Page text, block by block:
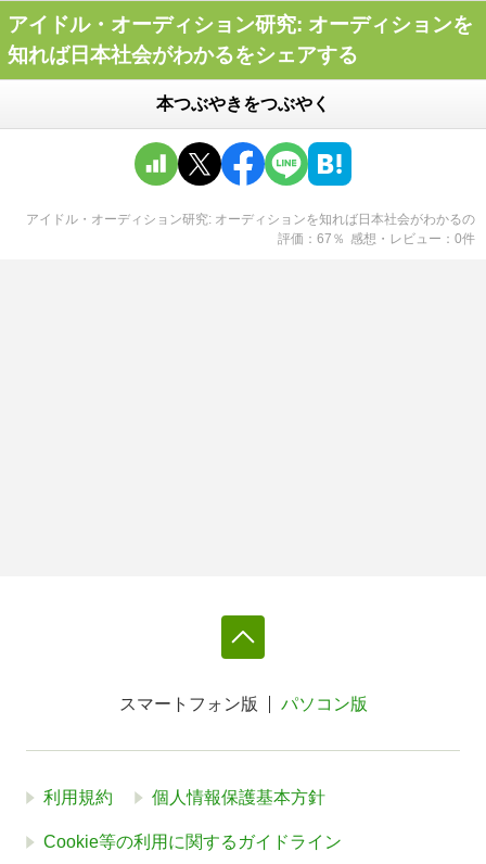
アイドル・オーディション研究: オーディションを
知れば日本社会がわかるをシェアする
本つぶやきをつぶやく
アイドル・オーディション研究: オーディションを知れば日本社会がわかるの
評価
67 ％ 感想・レビュー 0件
スマートフォン版 パソコン版
利用規約 個人情報保護基本方針
Cookie等の利用に関するガイドライン